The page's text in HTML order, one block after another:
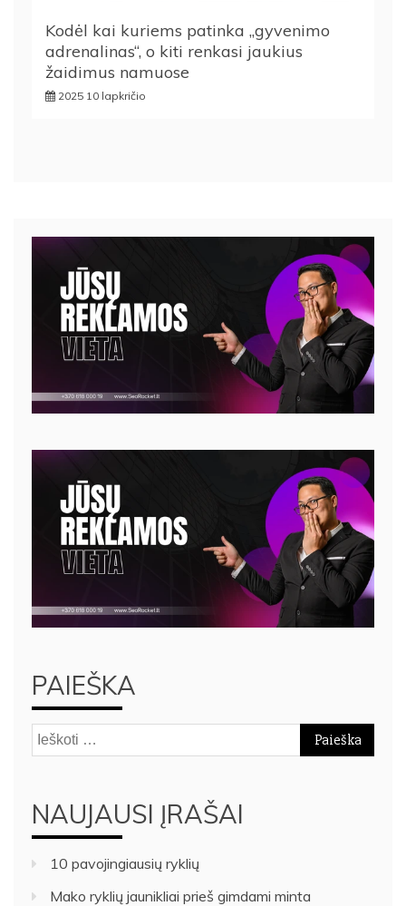
Kodėl kai kuriems patinka „gyvenimo
adrenalinas“, o kiti renkasi jaukius
žaidimus namuose
2025 10 lapkričio
PAIEŠKA
Ieškoti:
NAUJAUSI ĮRAŠAI
10 pavojingiausių ryklių
Mako ryklių jaunikliai prieš gimdami minta